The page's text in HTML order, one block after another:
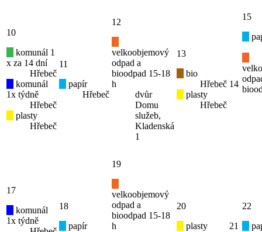
10
komunál 1
x za 14 dní
Hřebeč
komunál
1x týdně
Hřebeč
plasty
Hřebeč
11
papír
Hřebeč
12
velkoobjemový
odpad a
bioodpad 15-18
h
dvůr
Domu
služeb,
Kladenská
1
13
bio
Hřebeč
plasty
Hřebeč
14
15
17
komunál
1x týdně
18
papír
19
velkoobjemový
odpad a
bioodpad 15-18
h
20
plasty
21
22